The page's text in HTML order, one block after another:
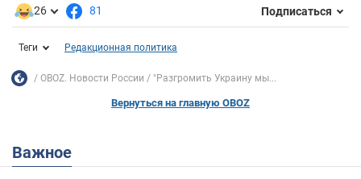
26 81 Подписаться
Теги Редакционная политика
OBOZ. Новости России "Разгромить Украину мы...
Вернуться на главную OBOZ
Важное